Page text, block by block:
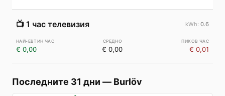
📺 1 час телевизия 0.6
€ 0,00 € 0,00 € 0,01
Последните 31 дни — Burlöv